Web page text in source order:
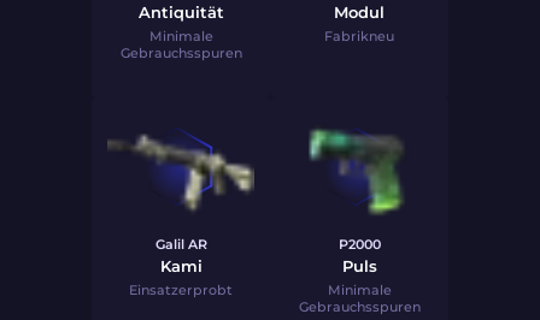
Antiquität
Minimale
Gebrauchsspuren
Modul
Fabrikneu
Galil AR
Kami
Einsatzerprobt
P2000
Puls
Minimale
Gebrauchsspuren